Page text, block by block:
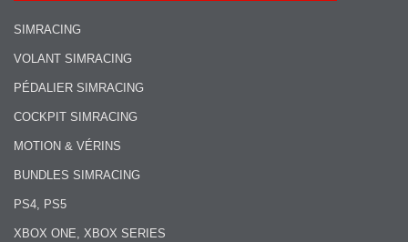
SIMRACING
VOLANT SIMRACING
PÉDALIER SIMRACING
COCKPIT SIMRACING
MOTION & VÉRINS
BUNDLES SIMRACING
PS4, PS5
XBOX ONE, XBOX SERIES